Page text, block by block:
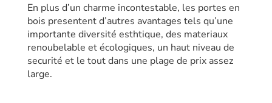
En plus d’un charme incontestable, les portes en
bois presentent d’autres avantages tels qu’une
importante diversité esthtique, des materiaux
renoubelable et écologiques, un haut niveau de
securité et le tout dans une plage de prix assez
large.